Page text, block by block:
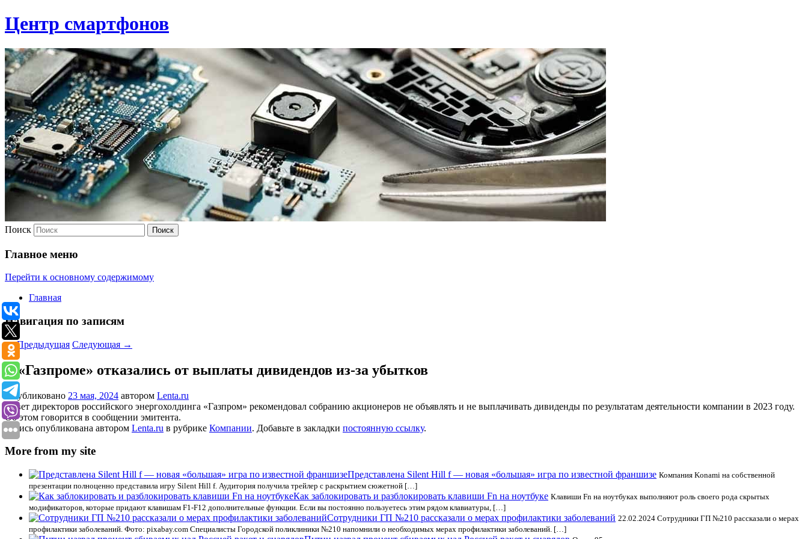
Центр смартфонов
Поиск
Главное меню
Перейти к основному содержимому
Главная
Навигация по записям
←Предыдущая Следующая →
В «Газпроме» отказались от выплаты дивидендов из-за убытков
Опубликовано 23 мая, 2024 автором Lenta.ru
Совет директоров российского энергохолдинга «Газпром» рекомендовал собранию акционеров не объявлять и не выплачивать дивиденды по результатам деятельности компании в 2023 году.
Об этом говорится в сообщении эмитента.
Запись опубликована автором Lenta.ru в рубрике Компании. Добавьте в закладки постоянную ссылку.
More from my site
Представлена Silent Hill f — новая «большая» игра по известной франшизе Компания Konami на собственной
презентации полноценно представила игру Silent Hill f. Аудитория получила трейлер с раскрытием сюжетной […]
Как заблокировать и разблокировать клавиши Fn на ноутбуке Клавиши Fn на ноутбуках выполняют роль своего рода скрытых
модификаторов, которые придают клавишам F1-F12 дополнительные функции. Если вы постоянно пользуетесь этим рядом клавиатуры, […]
Сотрудники ГП №210 рассказали о мерах профилактики заболеваний 22.02.2024 Сотрудники ГП №210 рассказали о мерах
профилактики заболеваний. Фото: pixabay.com Специалисты Городской поликлиники №210 напомнили о необходимых мерах профилактики заболеваний. […]